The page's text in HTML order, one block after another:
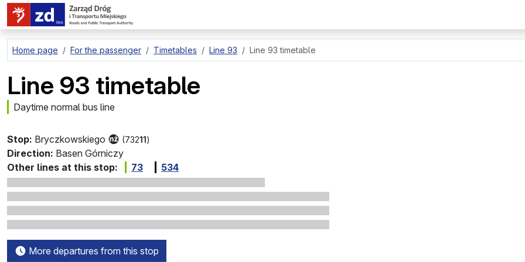
go to page content
Home page For the passenger Timetables Line 93 Line 93 timetable
Line 93 timetable
Daytime normal bus line
Stop: Bryczkowskiego (73211)
Direction: Basen Górniczy
Other lines at this stop:
73 534
More departures from this stop